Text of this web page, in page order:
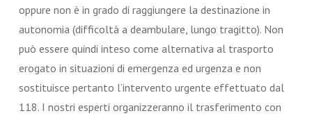
oppure non è in grado di raggiungere la destinazione in
autonomia (difficoltà a deambulare, lungo tragitto). Non
può essere quindi inteso come alternativa al trasporto
erogato in situazioni di emergenza ed urgenza e non
sostituisce pertanto l’intervento urgente effettuato dal
118. I nostri esperti organizzeranno il trasferimento con